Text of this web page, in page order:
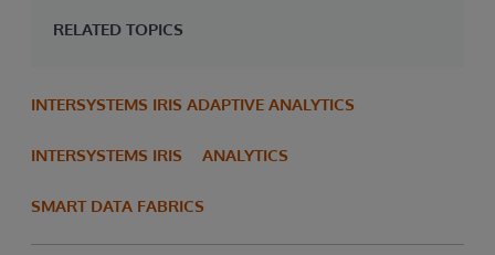
RELATED TOPICS
INTERSYSTEMS IRIS ADAPTIVE ANALYTICS
INTERSYSTEMS IRIS ANALYTICS
SMART DATA FABRICS